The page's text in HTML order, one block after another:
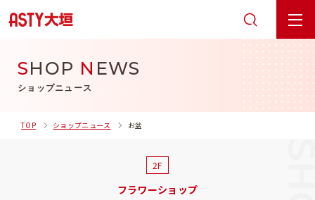
SHOP N EWS
ショップニュース
TOP ショップニュース お盆
2F
フラワーショップ